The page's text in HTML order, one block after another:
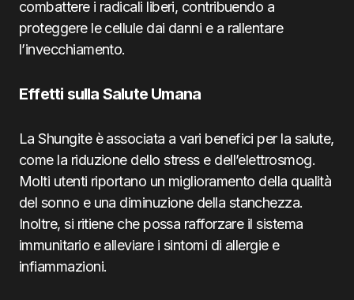
combattere i radicali liberi, contribuendo a
proteggere le cellule dai danni e a rallentare
l’invecchiamento.
Effetti sulla Salute Umana
La Shungite è associata a vari benefici per la salute,
come la riduzione dello stress e dell’elettrosmog.
Molti utenti riportano un miglioramento della qualità
del sonno e una diminuzione della stanchezza.
Inoltre, si ritiene che possa rafforzare il sistema
immunitario e alleviare i sintomi di allergie e
infiammazioni.